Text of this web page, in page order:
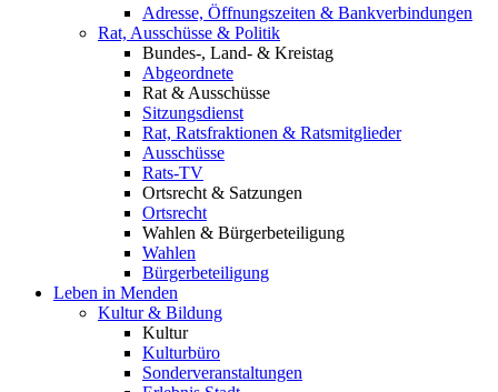
Adresse, Öffnungszeiten & Bankverbindungen
Rat, Ausschüsse & Politik
Bundes-, Land- & Kreistag
Abgeordnete
Rat & Ausschüsse
Sitzungsdienst
Rat, Ratsfraktionen & Ratsmitglieder
Ausschüsse
Rats-TV
Ortsrecht & Satzungen
Ortsrecht
Wahlen & Bürgerbeteiligung
Wahlen
Bürgerbeteiligung
Leben in Menden
Kultur & Bildung
Kultur
Kulturbüro
Sonderveranstaltungen